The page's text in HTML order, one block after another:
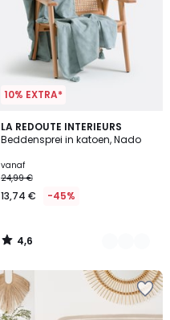
10% EXTRA*
LA REDOUTE INTERIEURS
Beddensprei in katoen, Nado
vanaf
24,99 €
13,74 € -45%
4,6
/ 5
3
Kleuren
4,6
/